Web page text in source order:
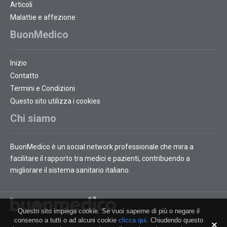
Articoli
Malattie e affezione
BuonMedico
Inizio
Contatto
Termini e Condizioni
Questo sito utilizza i cookies
Chi siamo
BuonMedico è un social network professionale che mira a
facilitare il rapporto tra medici e pazienti, contribuendo a
migliorare il sistema sanitario italiano.
Questo sito impiega cookie. Se vuoi saperne di più o negare il
consenso a tutti o ad alcuni cookie clicca qui. Chiudendo questo